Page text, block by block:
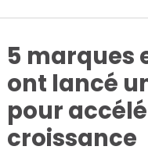
5 marques
ont lancé
pour
croissance